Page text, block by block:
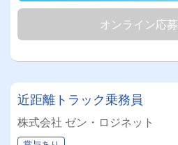
オンライン応募
近距離トラック乗務員
株式会社 ゼン・ロジネット